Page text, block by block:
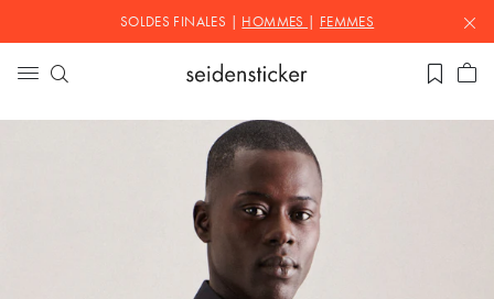
SOLDES FINALES | HOMMES FEMMES